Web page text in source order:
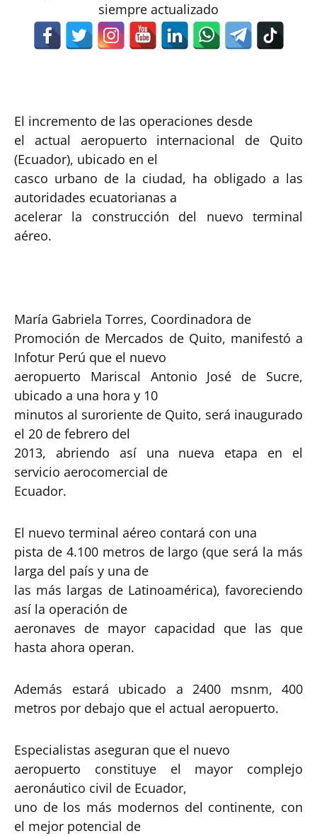
siempre actualizado
El incremento de las operaciones desde
el actual aeropuerto internacional de Quito
(Ecuador), ubicado en el
casco urbano de la ciudad, ha obligado a las
autoridades ecuatorianas a
acelerar la construcción del nuevo terminal
aéreo.
María Gabriela Torres, Coordinadora de
Promoción de Mercados de Quito, manifestó a
Infotur Perú que el nuevo
aeropuerto Mariscal Antonio José de Sucre,
ubicado a una hora y 10
minutos al suroriente de Quito, será inaugurado
el 20 de febrero del
2013, abriendo así una nueva etapa en el
servicio aerocomercial de
Ecuador.
El nuevo terminal aéreo contará con una
pista de 4.100 metros de largo (que será la más
larga del país y una de
las más largas de Latinoamérica), favoreciendo
así la operación de
aeronaves de mayor capacidad que las que
hasta ahora operan.
Además estará ubicado a 2400 msnm, 400
metros por debajo que el actual aeropuerto.
Especialistas aseguran que el nuevo
aeropuerto constituye el mayor complejo
aeronáutico civil de Ecuador,
uno de los más modernos del continente, con
el mejor potencial de